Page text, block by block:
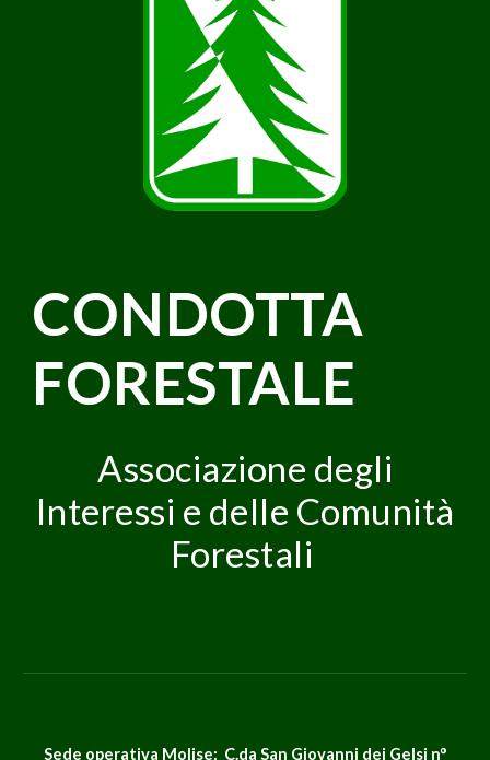
CONDOTTA
FORESTALE
Associazione degli
Interessi e delle Comunità
Forestali
Sede operativa Molise: C.da San Giovanni dei Gelsi n°